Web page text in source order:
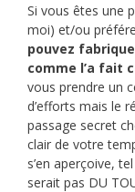
Si vous êtes une
moi) et/ou
pouvez
comme l’a fait
vous prendre un
d’efforts mais le
passage secret
clair de votre
s’en aperçoive,
serait pas DU